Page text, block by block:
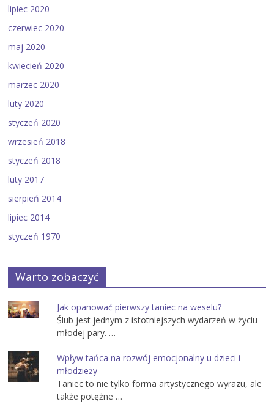
lipiec 2020
czerwiec 2020
maj 2020
kwiecień 2020
marzec 2020
luty 2020
styczeń 2020
wrzesień 2018
styczeń 2018
luty 2017
sierpień 2014
lipiec 2014
styczeń 1970
Warto zobaczyć
Jak opanować pierwszy taniec na weselu?
Ślub jest jednym z istotniejszych wydarzeń w życiu
młodej pary. …
Wpływ tańca na rozwój emocjonalny u dzieci i
młodzieży
Taniec to nie tylko forma artystycznego wyrazu, ale
także potężne …